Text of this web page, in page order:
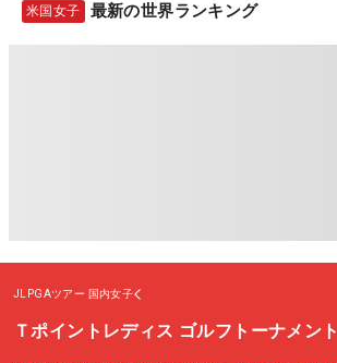
米国女子 最新の世界ランキング
JLPGAツアー 国内女子
Ｔポイントレディス ゴルフトーナメント